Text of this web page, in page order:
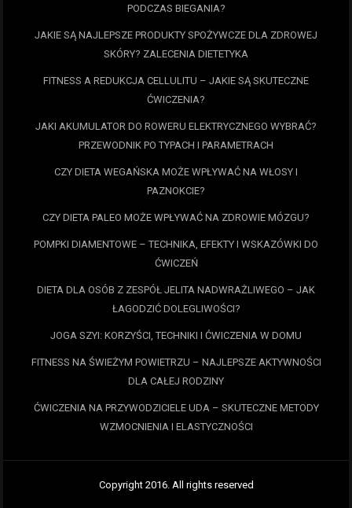
PODCZAS BIEGANIA?
JAKIE SĄ NAJLEPSZE PRODUKTY SPOŻYWCZE DLA ZDROWEJ
SKÓRY? ZALECENIA DIETETYKA
FITNESS A REDUKCJA CELLULITU – JAKIE SĄ SKUTECZNE
ĆWICZENIA?
JAKI AKUMULATOR DO ROWERU ELEKTRYCZNEGO WYBRAĆ?
PRZEWODNIK PO TYPACH I PARAMETRACH
CZY DIETA WEGAŃSKA MOŻE WPŁYWAĆ NA WŁOSY I
PAZNOKCIE?
CZY DIETA PALEO MOŻE WPŁYWAĆ NA ZDROWIE MÓZGU?
POMPKI DIAMENTOWE – TECHNIKA, EFEKTY I WSKAZÓWKI DO
ĆWICZEŃ
DIETA DLA OSÓB Z ZESPÓŁ JELITA NADWRAŻLIWEGO – JAK
ŁAGODZIĆ DOLEGLIWOŚCI?
JOGA SZYI: KORZYŚCI, TECHNIKI I ĆWICZENIA W DOMU
FITNESS NA ŚWIEŻYM POWIETRZU – NAJLEPSZE AKTYWNOŚCI
DLA CAŁEJ RODZINY
ĆWICZENIA NA PRZYWODZICIELE UDA – SKUTECZNE METODY
WZMOCNIENIA I ELASTYCZNOŚCI
Copyright 2016. All rights reserved